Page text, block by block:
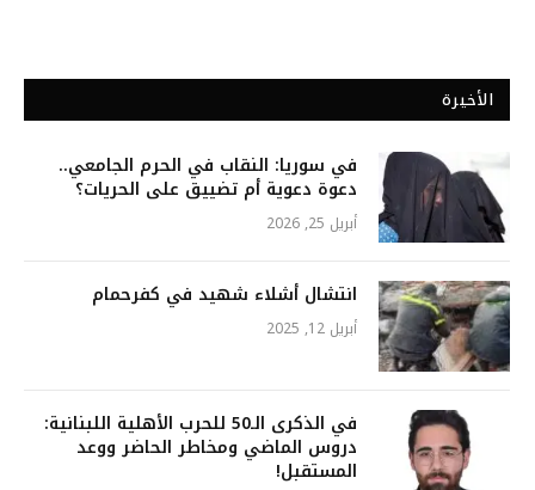
الأخيرة
في سوريا: النقاب في الحرم الجامعي..
دعوة دعوية أم تضييق على الحريات؟
أبريل 25, 2026
انتشال أشلاء شهيد في كفرحمام
أبريل 12, 2025
في الذكرى الـ50 للحرب الأهلية اللبنانية:
دروس الماضي ومخاطر الحاضر ووعد
المستقبل!